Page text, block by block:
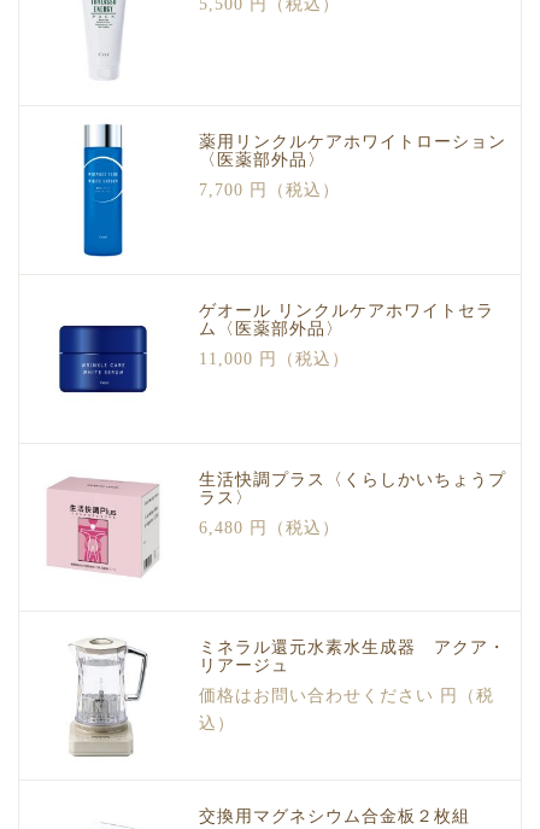
5,500 円（税込）
薬用リンクルケアホワイトローション
〈医薬部外品〉
7,700 円（税込）
ゲオール リンクルケアホワイトセラ
ム〈医薬部外品〉
11,000 円（税込）
生活快調プラス〈くらしかいちょうプ
ラス〉
6,480 円（税込）
ミネラル還元水素水生成器 アクア・
リアージュ
価格はお問い合わせください 円（税
込）
交換用マグネシウム合金板２枚組